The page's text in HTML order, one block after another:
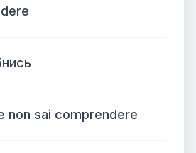
non sai comprendere